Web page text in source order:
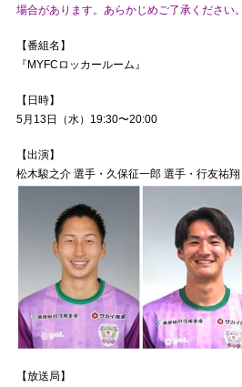
場合があります。あらかじめご了承ください。
【番組名】
『MYFCロッカールーム』
【日時】
5月13日（水）19:30〜20:00
【出演】
松木駿之介 選手・久保征一郎 選手・行友祐
【放送局】